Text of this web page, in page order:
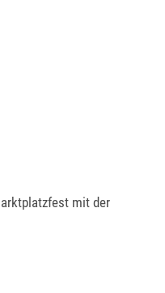
mit der